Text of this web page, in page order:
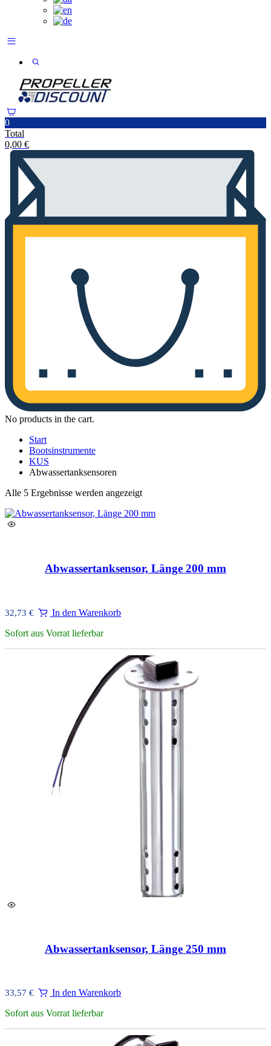
0
Total
0,00 €
No products in the cart.
Start
Bootsinstrumente
KUS
Abwassertanksensoren
Alle 5 Ergebnisse werden angezeigtNach
sortiert
Abwassertanksensor, Länge 200 mm
32,73 €
In den Warenkorb
Sofort aus Vorrat lieferbar
Abwassertanksensor, Länge 250 mm
33,57 €
In den Warenkorb
Sofort aus Vorrat lieferbar